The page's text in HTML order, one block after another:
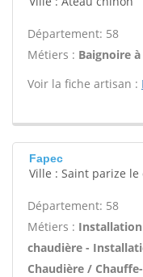
Département: 58
Métiers : Baignoire
Voir la fiche artisan :
Fapec
Ville : Saint parize le
Département: 58
Métiers :
chaudière -
Chaudière /